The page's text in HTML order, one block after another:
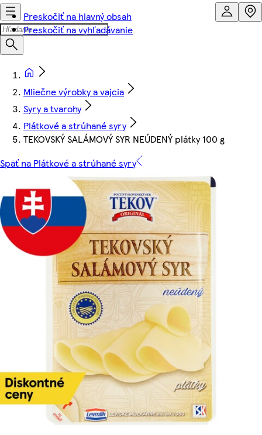
Preskočiť na hlavný obsah
Preskočiť na vyhľadávanie
Mliečne výrobky a vajcia
Syry a tvarohy
Plátkové a strúhané syry
TEKOVSKÝ SALÁMOVÝ SYR NEÚDENÝ plátky 100 g
Späť na Plátkové a strúhané syry